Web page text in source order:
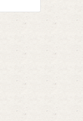
лиги — ...